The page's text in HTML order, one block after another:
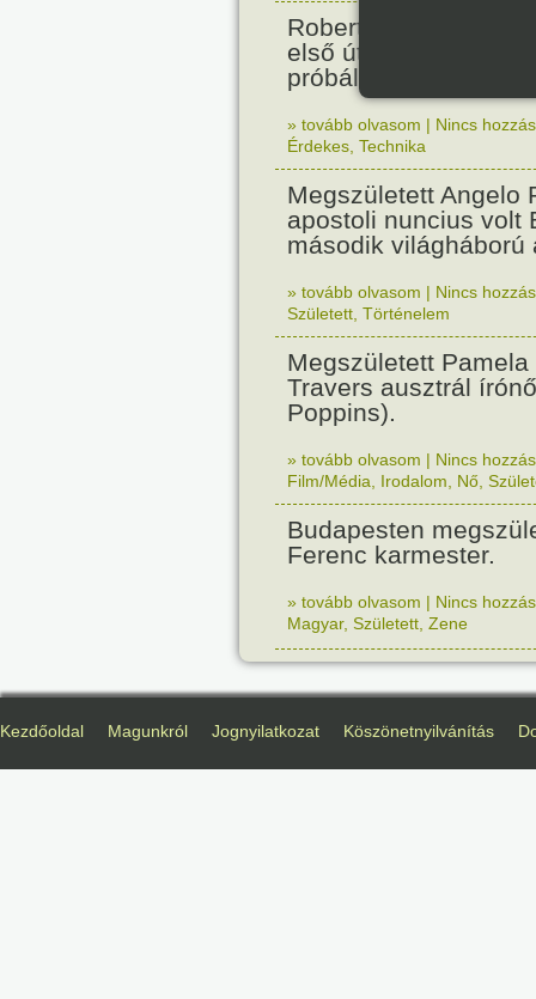
Robert Fulton
első útját. Párizsban
próbálták ki.
» tovább olvasom | Nincs
Érdekes Technika
Megszületett Angelo
apostoli nuncius volt
második világháború
» tovább olvasom | Nincs
Született Történelem
Megszületett Pamela
Travers ausztrál
Poppins).
» tovább olvasom | Nincs
Film/Média
Irodalom Nő
Budapesten
Ferenc karmester.
» tovább olvasom | Nincs
Magyar, Született Zene
Kezdőoldal Magunkról Jognyilatkozat Köszönetnyilvánítás